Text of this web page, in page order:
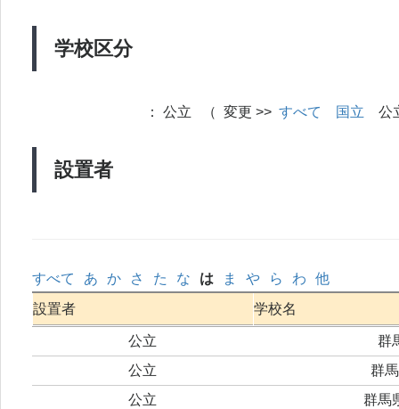
学校区分
設置者
： 公立 （ 変更 >> すべて 国立
すべて あ か さ た な は ま や ら わ
他
設置者
学校名
公立
群
公立
群
公立
群馬